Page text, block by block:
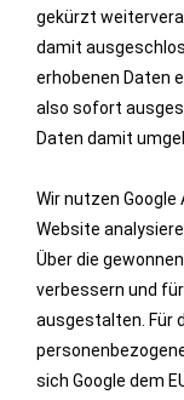
gekürzt
damit
erhobenen Daten
also sofort
Daten damit
Wir nutzen
Website
Über die
verbessern und
ausgestalten. Für
sich Google dem